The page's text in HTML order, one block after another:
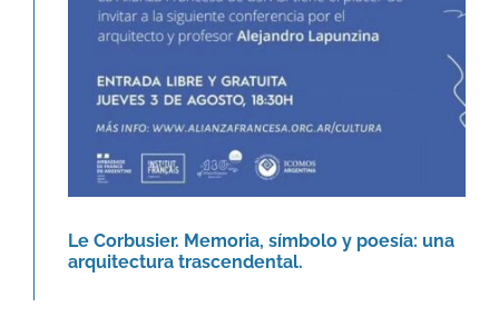
Le Corbusier. Memoria, símbolo y poesía: una
arquitectura trascendental.